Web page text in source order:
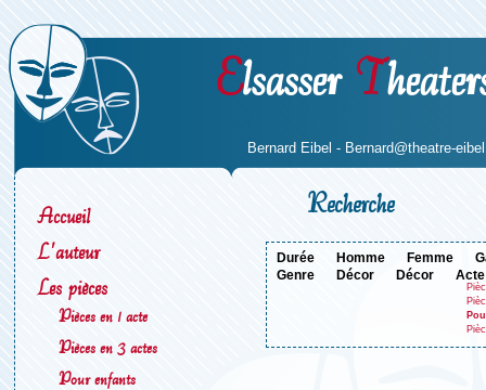
Elsasser T
Bernard Eibel - Bernard@theatre-
Accueil
L'auteur
Les pièces
Pièces en 1 acte
Pièces en 3 actes
Pour enfants
Recherche
durée homme femme
genre
décor décor acte